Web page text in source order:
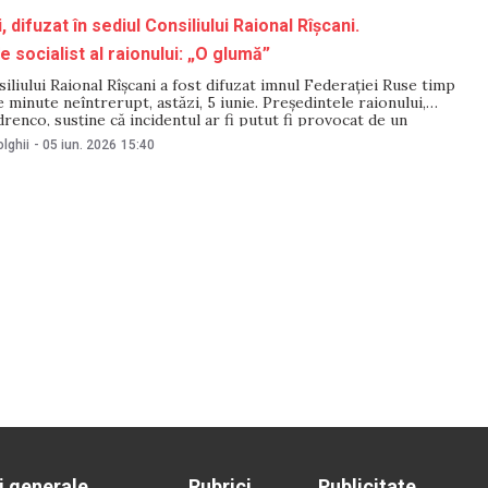
difuzat în sediul Consiliului Raional Rîșcani.
socialist al raionului: „O glumă”
Raional Rîșcani a fost difuzat imnul Federației Ruse timp
minute neîntrerupt, astăzi, 5 iunie. Președintele raionului,
susține că incidentul ar fi putut fi provocat de un
care ar fi reacționat la o comandă dată de o persoană
- 05 iun. 2026 15:40